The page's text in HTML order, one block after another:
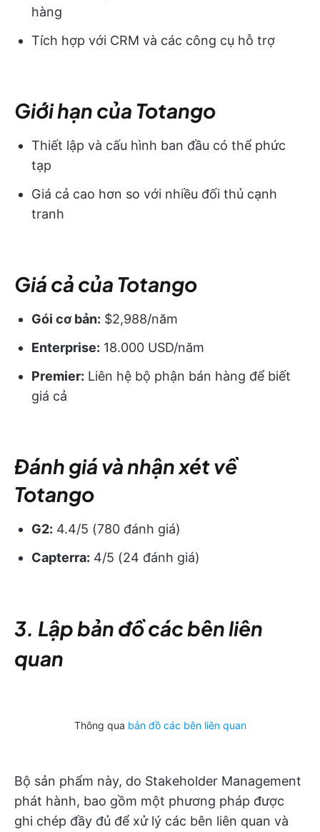
hàng
Tích hợp với CRM và các công cụ hỗ trợ
Giới hạn của Totango
Thiết lập và cấu hình ban đầu có thể phức
tạp
Giá cả cao hơn so với nhiều đối thủ cạnh
tranh
Giá cả của Totango
Gói cơ bản: $2,988/năm
Enterprise: 18.000 USD/năm
Premier: Liên hệ bộ phận bán hàng để biết
giá cả
Đánh giá và nhận xét về
Totango
G2: 4.4/5 (780 đánh giá)
Capterra: 4/5 (24 đánh giá)
3. Lập bản đồ các bên liên
quan
Thông qua bản đồ các bên liên quan
Bộ sản phẩm này, do Stakeholder Management
phát hành, bao gồm một phương pháp được
ghi chép đầy đủ để xử lý các bên liên quan và